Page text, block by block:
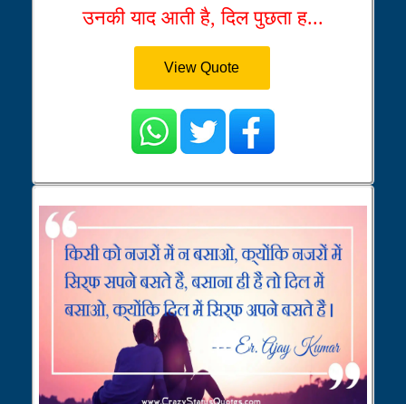
उनकी याद आती है, दिल पुछता ह...
View Quote